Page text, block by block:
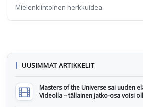
Mielenkiintoinen herkkuidea.
UUSIMMAT ARTIKKELIT
Masters of the Universe sai uuden
Videolla – tällainen jatko-osa voisi